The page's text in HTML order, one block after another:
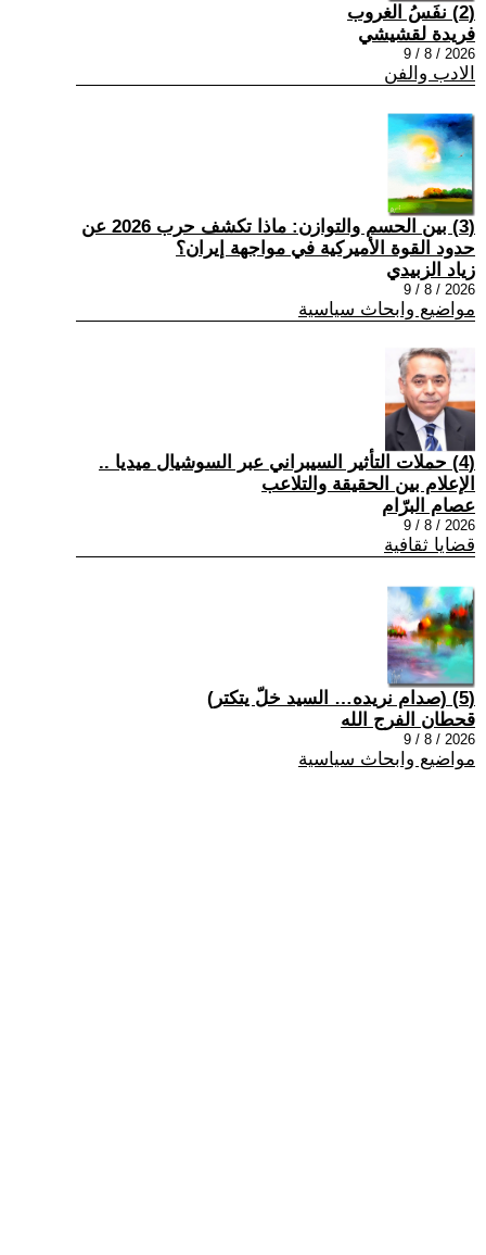
(2) نفَسُ الغروب
فريدة لقشيشي
2026 / 8 / 9
الادب والفن
(3) بين الحسم والتوازن: ماذا تكشف حرب 2026 عن
حدود القوة الأميركية في مواجهة إيران؟
زياد الزبيدي
2026 / 8 / 9
مواضيع وابحاث سياسية
(4) حملات التأثير السيبراني عبر السوشيال ميديا ..
الإعلام بين الحقيقة والتلاعب
عصام البرّام
2026 / 8 / 9
قضايا ثقافية
(5) (صدام نريده… السيد خلّ يتكتر)
قحطان الفرج الله
2026 / 8 / 9
مواضيع وابحاث سياسية